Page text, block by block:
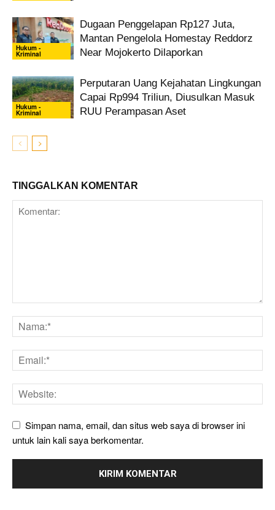
Hukum -
Kriminal
Dugaan Penggelapan Rp127 Juta,
Mantan Pengelola Homestay Reddorz
Near Mojokerto Dilaporkan
Hukum -
Kriminal
Perputaran Uang Kejahatan Lingkungan
Capai Rp994 Triliun, Diusulkan Masuk
RUU Perampasan Aset
TINGGALKAN KOMENTAR
Simpan nama, email, dan situs web saya di browser ini
untuk lain kali saya berkomentar.